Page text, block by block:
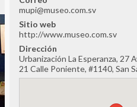
mupi@museo.com.sv
Sitio web
http://www.museo.com.sv
Dirección
Urbanización La Esperanza, 27
21 Calle Poniente, #1140, San
Fundación de Ayuda
Fundación Grupo de
Fundación Zelmar Michelini
Instituto Internacional de
Reconciliación Social -
LUME - Lugar de